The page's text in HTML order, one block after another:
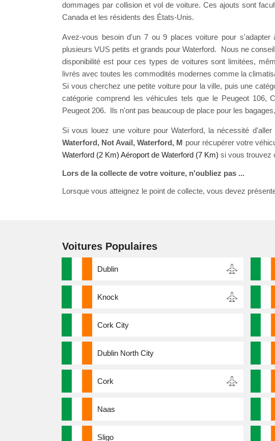
dommages par collision et vol de voiture. Ces ajouts sont
Canada et les résidents des États-Unis.
Avez-vous besoin d'un 7 ou 9 places voiture pour
plusieurs VUS petits et grands pour Waterford. Nous ne
disponibilité est pour ces types de voitures sont limitées,
livrés avec toutes les commodités modernes comme la
Si vous cherchez une petite voiture pour la ville, puis une
catégorie comprend les véhicules tels que le Peugeot 106,
Peugeot 206. Ils n'ont pas beaucoup de place pour les
Si vous louez une voiture pour Waterford, la nécessité d'aller
Waterford, Not Avail, Waterford, M pour récupérer votre
Waterford (2 Km) Aéroport de Waterford (7 Km) si vous trouvez
Lors de la collecte de votre voiture, n'oubliez pas ...
Lorsque vous atteignez le point de collecte, vous devez
Voitures Populaires
Dublin
Knock
Cork City
Dublin North City
Cork
Naas
Sligo